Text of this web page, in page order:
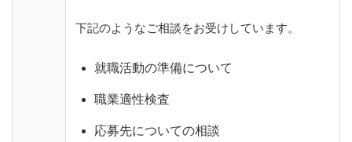
下記のようなご相談をお受けしています。
就職活動の準備について
職業適性検査
応募先についての相談